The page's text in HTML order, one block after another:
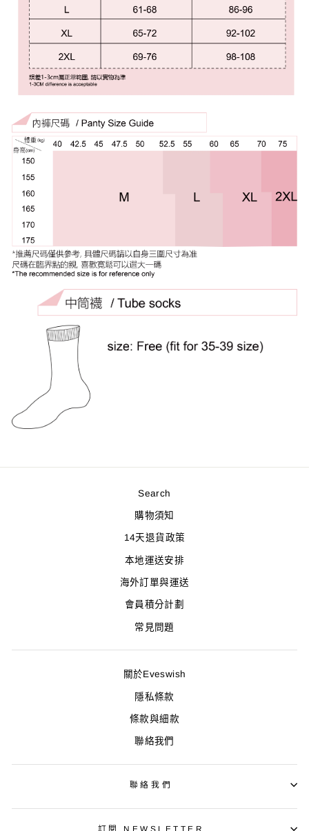
Search
購物須知
14天退貨政策
本地運送安排
海外訂單與運送
會員積分計劃
常見問題
關於Eveswish
隱私條款
條款與細款
聯絡我們
聯絡我們
訂閱 NEWSLETTER